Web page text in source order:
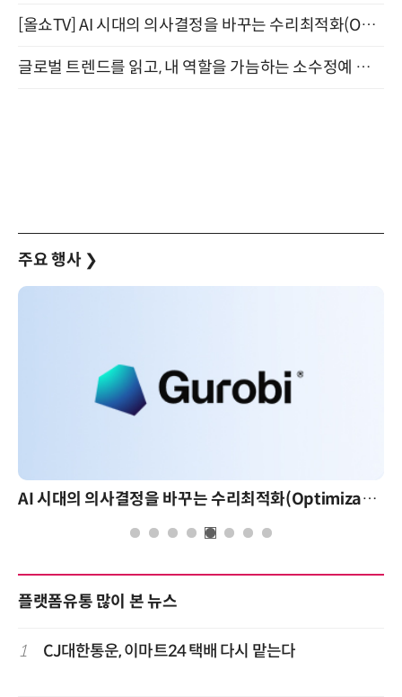
[올쇼TV] AI 시대의 의사결정을 바꾸는 수리최적화(Optimization) 소개 (8/20 생방송)
글로벌 트렌드를 읽고, 내 역할을 가늠하는 소수정예 실습 워크숍 (8/28)
주요 행사 ❯
AI 시대의 의사결정을 바꾸는 수리최적화(Optimization): 실제 산업 적용 사례와 활용 전략
플랫폼유통 많이 본 뉴스
1 CJ대한통운, 이마트24 택배 다시 맡는다